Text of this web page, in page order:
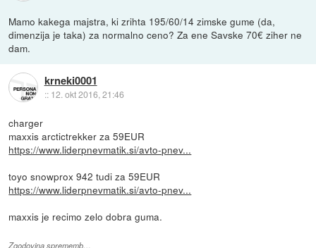
Mamo kakega majstra, ki zrihta 195/60/14 zimske gume (da,
dimenzija je taka) za normalno ceno? Za ene Savske 70€ ziher ne
dam.
krneki0001
:: 12. okt 2016, 21:46
charger
maxxis arctictrekker za 59EUR
https://www.liderpnevmatik.si/avto-pnev...
toyo snowprox 942 tudi za 59EUR
https://www.liderpnevmatik.si/avto-pnev...
maxxis je recimo zelo dobra guma.
Zgodovina sprememb…